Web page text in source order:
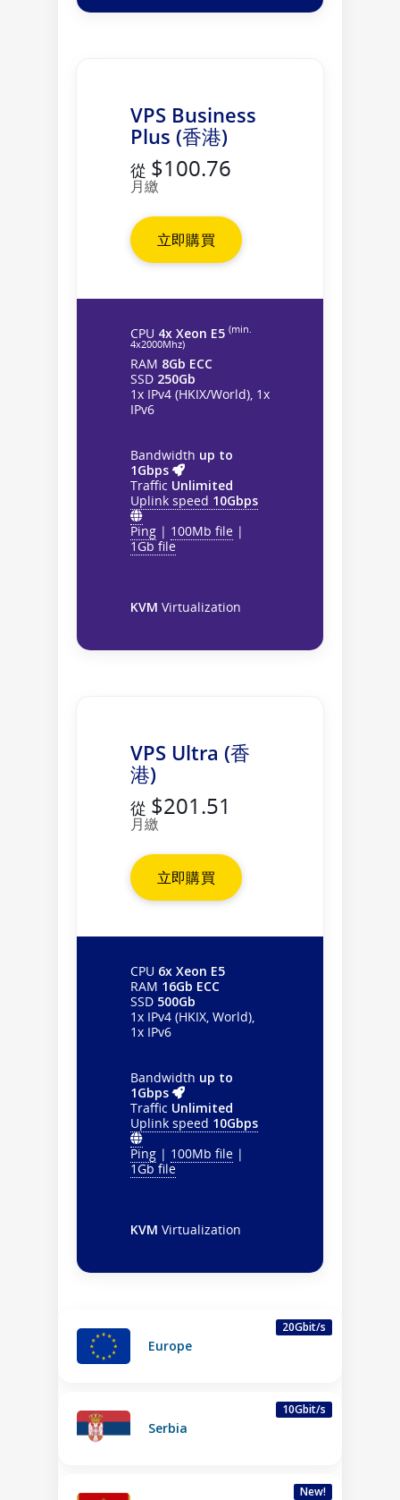
VPS Business
Plus (香港)
從 $100.76
月繳
立即購買
CPU 4x Xeon E5 (min.
4х2000Mhz)
RAM 8Gb ECC
SSD 250Gb
1x IPv4 (HKIX/World), 1x
IPv6
Bandwidth up to
1Gbps
Traffic Unlimited
Uplink speed 10Gbps
Ping| 100Mb file|
1Gb file
KVM Virtualization
VPS Ultra (香
港)
從 $201.51
月繳
立即購買
CPU 6x Xeon E5
RAM 16Gb ECC
SSD 500Gb
1x IPv4 (HKIX, World),
1x IPv6
Bandwidth up to
1Gbps
Traffic Unlimited
Uplink speed 10Gbps
Ping| 100Mb file|
1Gb file
KVM Virtualization
20Gbit/s
Europe
10Gbit/s
Serbia
New!